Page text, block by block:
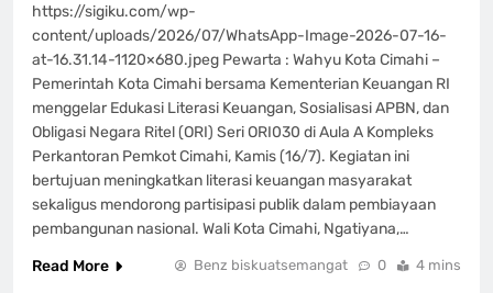
https://sigiku.com/wp-
content/uploads/2026/07/WhatsApp-Image-2026-07-16-
at-16.31.14-1120×680.jpeg Pewarta : Wahyu Kota Cimahi –
Pemerintah Kota Cimahi bersama Kementerian Keuangan RI
menggelar Edukasi Literasi Keuangan, Sosialisasi APBN, dan
Obligasi Negara Ritel (ORI) Seri ORI030 di Aula A Kompleks
Perkantoran Pemkot Cimahi, Kamis (16/7). Kegiatan ini
bertujuan meningkatkan literasi keuangan masyarakat
sekaligus mendorong partisipasi publik dalam pembiayaan
pembangunan nasional. Wali Kota Cimahi, Ngatiyana,…
Read More
Benz biskuatsemangat 0 4 mins